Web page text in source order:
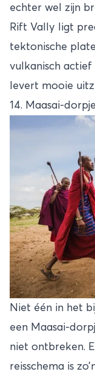
echter wel zijn
Rift Vally ligt
tektonische
vulkanisch
levert mooie
14. Maasai-dorpje
Niet één in het
een Maasai-
niet ontbreken.
reisschema is